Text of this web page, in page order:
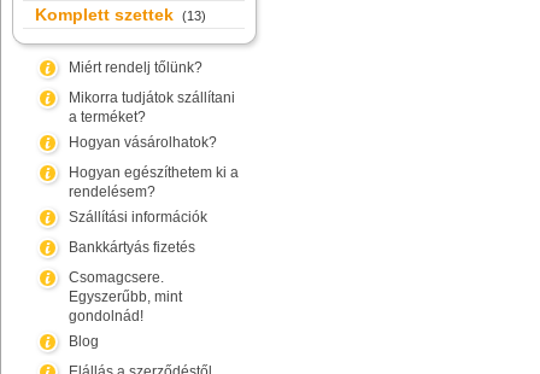
Komplett szettek (13)
Miért rendelj tőlünk?
Mikorra tudjátok szállítani
a terméket?
Hogyan vásárolhatok?
Hogyan egészíthetem ki a
rendelésem?
Szállítási információk
Bankkártyás fizetés
Csomagcsere.
Egyszerűbb, mint
gondolnád!
Blog